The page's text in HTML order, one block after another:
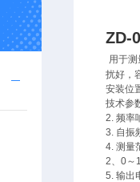
ZD-
用于
扰好，
安装位
技术参
2. 频率
3. 自振
4. 测量
2、0～
5. 输出